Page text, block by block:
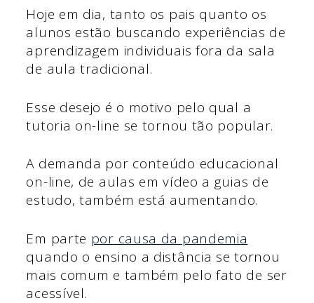
Hoje em dia, tanto os pais quanto os
alunos estão buscando experiências de
aprendizagem individuais fora da sala
de aula tradicional.
Esse desejo é o motivo pelo qual a
tutoria on-line se tornou tão popular.
A demanda por conteúdo educacional
on-line, de aulas em vídeo a guias de
estudo, também está aumentando.
Em parte por causa da pandemia
quando o ensino a distância se tornou
mais comum e também pelo fato de ser
acessível.